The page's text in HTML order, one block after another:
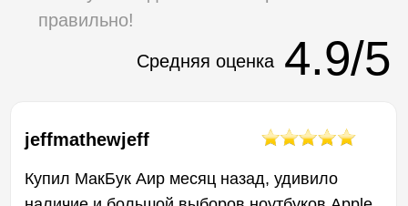
грамотный персонал консультирует по любым
ассортимент гаджетов на любой вкус !